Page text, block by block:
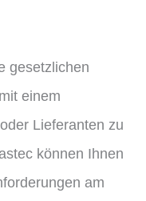
gesetzlichen
einem
Lieferanten zu
können Ihnen
am